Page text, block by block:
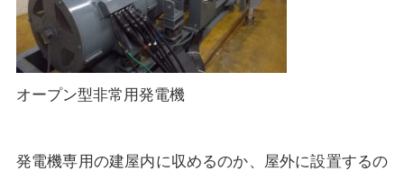
オープン型非常用発電機
発電機専用の建屋内に収めるのか、屋外に設置するの